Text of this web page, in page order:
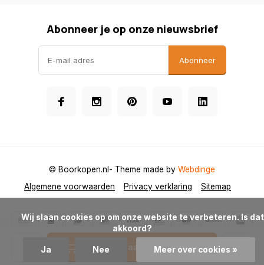
Toevoegen aan winkelwagen
Abonneer je op onze nieuwsbrief
Abonneer
Algemene voorwaarden Privacy verklaring Sitemap
© Boorkopen.nl - Theme made by Webdinge
akkoord?
Ja Nee Meer over cookies »